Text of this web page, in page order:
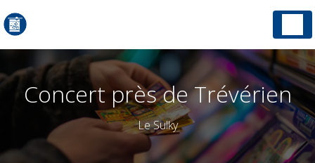
Concert près de Trévérien
Le Sulky